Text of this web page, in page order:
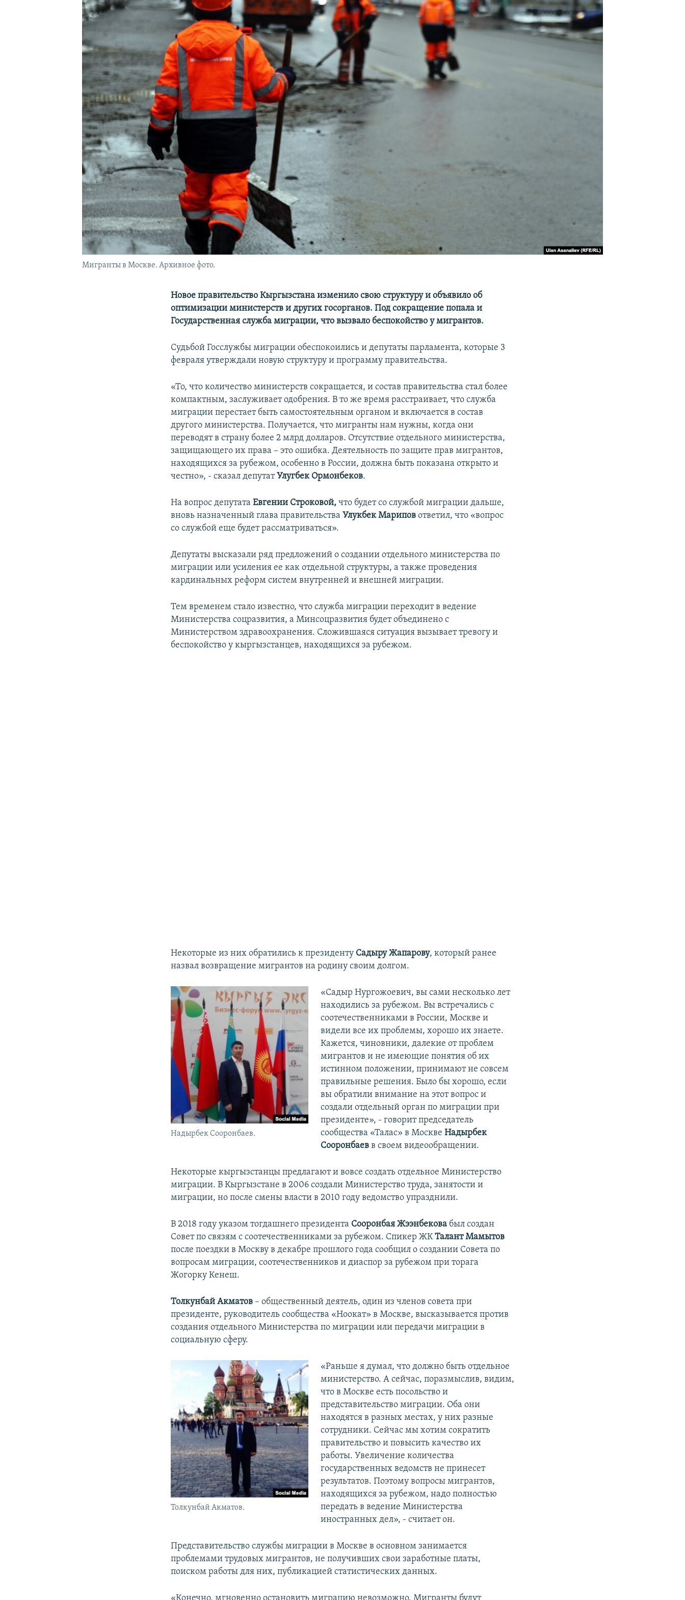
Мигранты в Москве. Архивное фото.
Новое правительство Кыргызстана изменило свою структуру и объявило об
оптимизации министерств и других госорганов. Под сокращение попала и
Государственная служба миграции, что вызвало беспокойство у мигрантов.
Судьбой Госслужбы миграции обеспокоились и депутаты парламента, которые 3
февраля утверждали новую структуру и программу правительства.
«То, что количество министерств сокращается, и состав правительства стал более
компактным, заслуживает одобрения. В то же время расстраивает, что служба
миграции перестает быть самостоятельным органом и включается в состав
другого министерства. Получается, что мигранты нам нужны, когда они
переводят в страну более 2 млрд долларов. Отсутствие отдельного министерства,
защищающего их права – это ошибка. Деятельность по защите прав мигрантов,
находящихся за рубежом, особенно в России, должна быть показана открыто и
честно», - сказал депутатУлугбек Ормонбеков.
На вопрос депутатаЕвгении Строковой,что будет со службой миграции дальше,
вновь назначенный глава правительстваУлукбек Мариповответил, что «вопрос
со службой еще будет рассматриваться».
Депутаты высказали ряд предложений о создании отдельного министерства по
миграции или усиления ее как отдельной структуры, а также проведения
кардинальных реформ систем внутренней и внешней миграции.
Тем временем стало известно, что служба миграции переходит в ведение
Министерства соцразвития, а Минсоцразвития будет объединено с
Министерством здравоохранения. Сложившаяся ситуация вызывает тревогу и
беспокойство у кыргызстанцев, находящихся за рубежом.
Некоторые из них обратились к президенту Садыру Жапарову, который ранее
назвал возвращение мигрантов на родину своим долгом.
Надырбек Сооронбаев.
«Садыр Нургожоевич, вы сами несколько лет
находились за рубежом. Вы встречались с
соотечественниками в России, Москве и
видели все их проблемы, хорошо их знаете.
Кажется, чиновники, далекие от проблем
мигрантов и не имеющие понятия об их
истинном положении, принимают не совсем
правильные решения. Было бы хорошо, если
вы обратили внимание на этот вопрос и
создали отдельный орган по миграции при
президенте», - говорит председатель
сообщества «Талас» в Москве Надырбек
Сооронбаев в своем видеообращении.
Некоторые кыргызстанцы предлагают и вовсе создать отдельное Министерство
миграции. В Кыргызстане в 2006 создали Министерство труда, занятости и
миграции, но после смены власти в 2010 году ведомство упразднили.
В 2018 году указом тогдашнего президента Сооронбая Жээнбекова был создан
Совет по связям с соотечественниками за рубежом. Спикер ЖКТалант Мамытов
после поездки в Москву в декабре прошлого года сообщил о создании Совета по
вопросам миграции, соотечественников и диаспор за рубежом при торага
Жогорку Кенеш.
Толкунбай Акматов – общественный деятель, один из членов совета при
президенте, руководитель сообщества «Ноокат» в Москве, высказывается против
создания отдельного Министерства по миграции или передачи миграции в
социальную сферу.
Толкунбай Акматов.
«Раньше я думал, что должно быть отдельное
министерство. А сейчас, поразмыслив, видим,
что в Москве есть посольство и
представительство миграции. Оба они
находятся в разных местах, у них разные
сотрудники. Сейчас мы хотим сократить
правительство и повысить качество их
работы. Увеличение количества
государственных ведомств не принесет
результатов. Поэтому вопросы мигрантов,
находящихся за рубежом, надо полностью
передать в ведение Министерства
иностранных дел», - считает он.
Представительство службы миграции в Москве в основном занимается
проблемами трудовых мигрантов, не получивших свои заработные платы,
поиском работы для них, публикацией статистических данных.